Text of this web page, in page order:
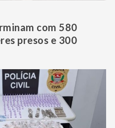
com 580
presos e 300